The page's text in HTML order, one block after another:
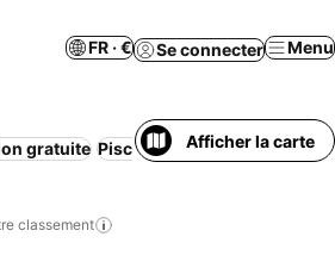
FR · € Se connecter Menu
gratuite Piscine Climatisation
Afficher la carte
classement